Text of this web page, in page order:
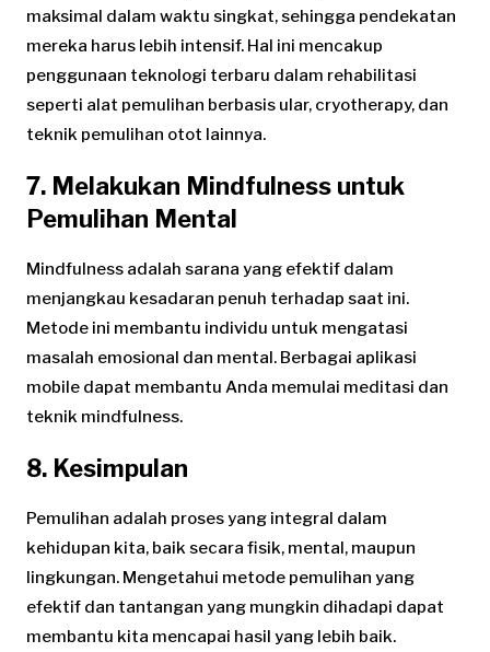
maksimal dalam waktu singkat, sehingga pendekatan
mereka harus lebih intensif. Hal ini mencakup
penggunaan teknologi terbaru dalam rehabilitasi
seperti alat pemulihan berbasis ular, cryotherapy, dan
teknik pemulihan otot lainnya.
7. Melakukan Mindfulness untuk
Pemulihan Mental
Mindfulness adalah sarana yang efektif dalam
menjangkau kesadaran penuh terhadap saat ini.
Metode ini membantu individu untuk mengatasi
masalah emosional dan mental. Berbagai aplikasi
mobile dapat membantu Anda memulai meditasi dan
teknik mindfulness.
8. Kesimpulan
Pemulihan adalah proses yang integral dalam
kehidupan kita, baik secara fisik, mental, maupun
lingkungan. Mengetahui metode pemulihan yang
efektif dan tantangan yang mungkin dihadapi dapat
membantu kita mencapai hasil yang lebih baik.